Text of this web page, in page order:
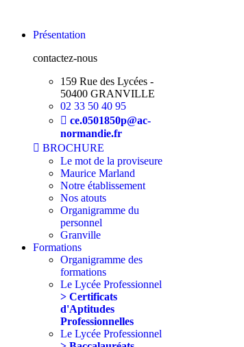
contenuPrésentation
contactez-nous
159 Rue des Lycées -
50400 GRANVILLE
02 33 50 40 95
ce.0501850p@ac-
normandie.fr
BROCHURE
Le mot de la proviseure
Maurice Marland
Notre établissement
Nos atouts
Organigramme du
personnel
Granville
Formations
Organigramme des
formations
Le Lycée Professionnel
> Certificats
d'Aptitudes
Professionnelles
Le Lycée Professionnel